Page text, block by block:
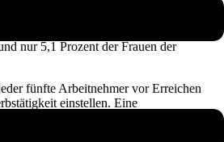
nur 5,1 Prozent der Frauen der
fünfte Arbeitnehmer vor Erreichen
einstellen. Eine